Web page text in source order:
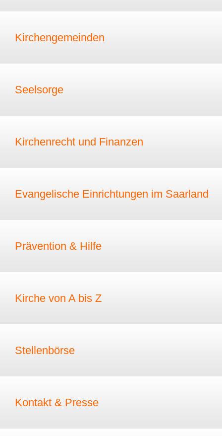
Kirchengemeinden
Seelsorge
Kirchenrecht und Finanzen
Evangelische Einrichtungen im Saarland
Prävention & Hilfe
Kirche von A bis Z
Stellenbörse
Kontakt & Presse